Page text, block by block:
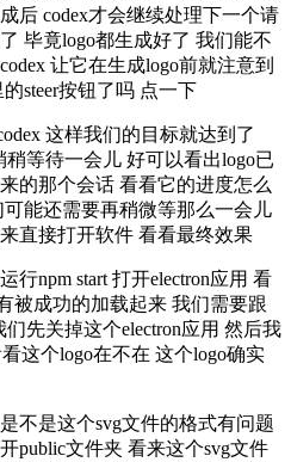
后 codex才会继续处理下一个请
毕竟logo都生成好了 我们能不
让它在生成logo前就注意到
steer按钮了吗 点一下
这样我们的目标就达到了
等待一会儿 好可以看出logo已
的那个会话 看看它的进度怎么
能还需要再稍微等那么一会儿
直接打开软件 看看最终效果
行npm start 打开electron应用 看
被成功的加载起来 我们需要跟
先关掉这个electron应用 然后我
这个logo在不在 这个logo确实
不是这个svg文件的格式有问题
public文件夹 看来这个svg文件